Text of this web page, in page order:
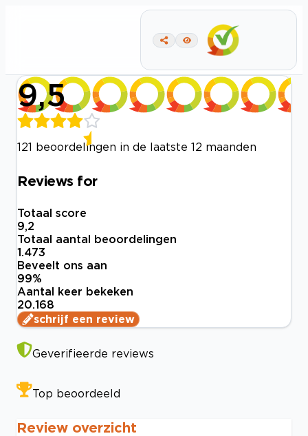
9,5
121 beoordelingen in de laatste 12 maanden
Reviews for
Totaal score
9,2
Totaal aantal beoordelingen
1.473
Beveelt ons aan
99%
Aantal keer bekeken
20.168
schrijf een review
Geverifieerde reviews
Top beoordeeld
Review overzicht